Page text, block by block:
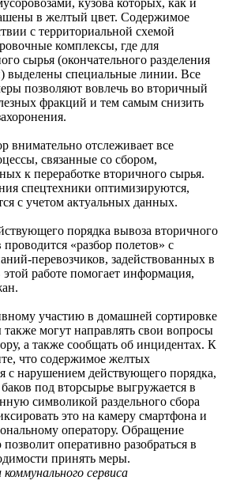
в желтый цвет. Содержимое
с территориальной схемой
комплексы, где для
сырья (окончательного разделения
выделены специальные линии. Все
позволяют вовлечь во вторичный
фракций и тем самым снизить
внимательно отслеживает все
связанные со сбором,
к переработке вторичного сырья.
спецтехники оптимизируются,
с учетом актуальных данных.
порядка вывоза вторичного
«разбор полетов» с
перевозчиков, задействованных в
работе помогает информация,
участию в домашней сортировке
могут направлять свои вопросы
а также сообщать об инцидентах. К
что содержимое желтых
с нарушением действующего порядка,
под вторсырье выгружается в
символикой раздельного сбора
это на камеру смартфона и
оператору. Обращение
оперативно разобраться в
принять меры.
сервиса